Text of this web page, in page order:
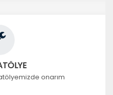
onarım